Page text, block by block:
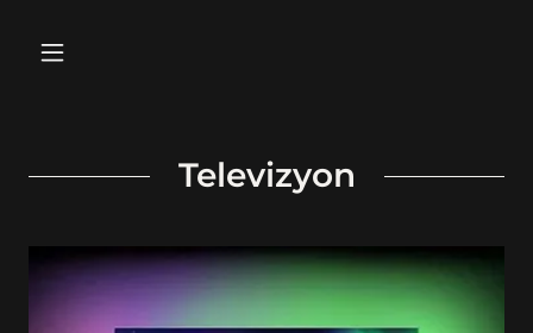
Televizyon